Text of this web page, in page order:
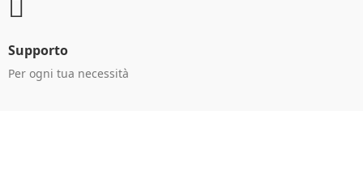
Supporto
Per ogni tua necessità